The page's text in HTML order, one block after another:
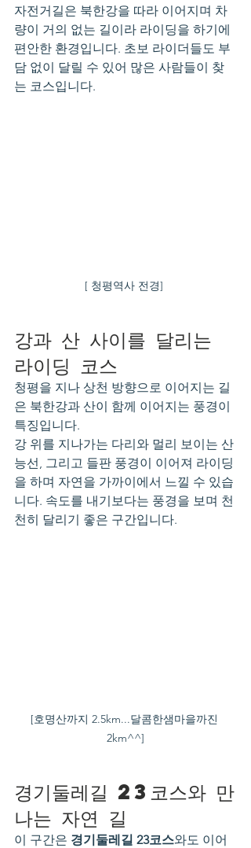
자전거길은 북한강을 따라 이어지며 차
량이 거의 없는 길이라 라이딩을 하기에
편안한 환경입니다. 초보 라이더들도 부
담 없이 달릴 수 있어 많은 사람들이 찾
는 코스입니다.
[ 청평역사 전경]
강과 산 사이를 달리는
라이딩 코스
청평을 지나 상천 방향으로 이어지는 길
은 북한강과 산이 함께 이어지는 풍경이
특징입니다.
강 위를 지나가는 다리와 멀리 보이는 산
능선, 그리고 들판 풍경이 이어져 라이딩
을 하며 자연을 가까이에서 느낄 수 있습
니다. 속도를 내기보다는 풍경을 보며 천
천히 달리기 좋은 구간입니다.
[호명산까지 2.5km...달콤한샘마을까진
2km^^]
경기둘레길 23코스와 만
나는 자연 길
이 구간은 경기둘레길 23코스와도 이어